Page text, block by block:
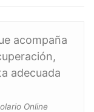
acompaña
adecuada
Online